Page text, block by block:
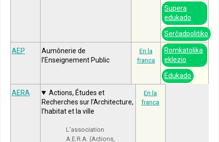
Supera
edukado
Serĉadpolitiko
AEP
Aumônerie de
l’Enseignement Public
En la
franca
Romkatolika
eklezio
Edukado
AERA
Actions, Études et
Recherches sur l’Architecture,
l’habitat et la ville
L’association
A.E.R.A. (Actions,
En la
franca